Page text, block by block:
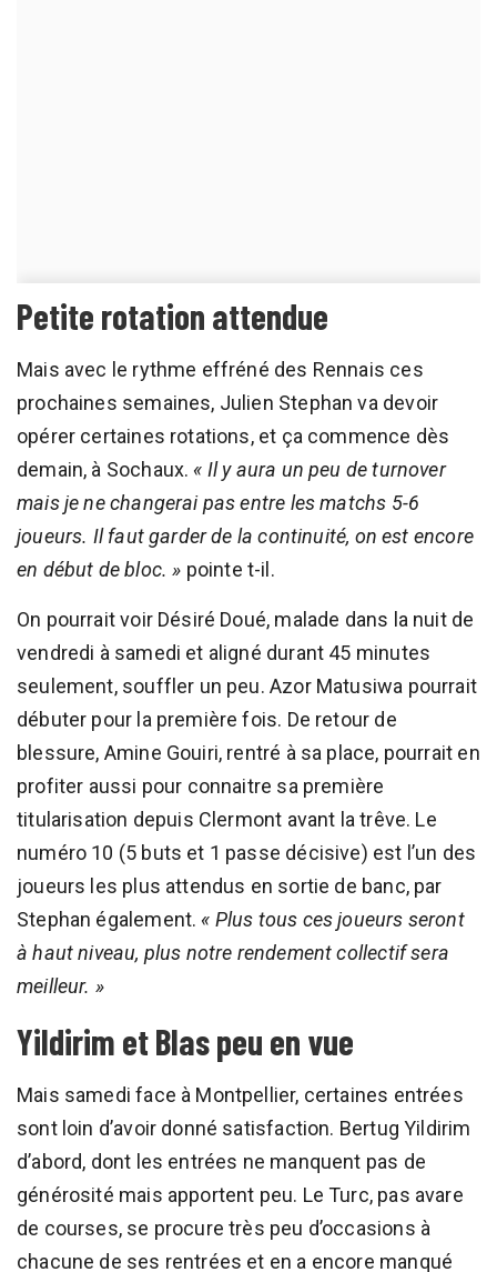
Petite rotation attendue
Mais avec le rythme effréné des Rennais ces
prochaines semaines, Julien Stephan va devoir
opérer certaines rotations, et ça commence dès
demain, à Sochaux. « Il y aura un peu de turnover
mais je ne changerai pas entre les matchs 5-6
joueurs. Il faut garder de la continuité, on est encore
en début de bloc. » pointe t-il.
On pourrait voir Désiré Doué, malade dans la nuit de
vendredi à samedi et aligné durant 45 minutes
seulement, souffler un peu. Azor Matusiwa pourrait
débuter pour la première fois. De retour de
blessure, Amine Gouiri, rentré à sa place, pourrait en
profiter aussi pour connaitre sa première
titularisation depuis Clermont avant la trêve. Le
numéro 10 (5 buts et 1 passe décisive) est l’un des
joueurs les plus attendus en sortie de banc, par
Stephan également. « Plus tous ces joueurs seront
à haut niveau, plus notre rendement collectif sera
meilleur. »
Yildirim et Blas peu en vue
Mais samedi face à Montpellier, certaines entrées
sont loin d’avoir donné satisfaction. Bertug Yildirim
d’abord, dont les entrées ne manquent pas de
générosité mais apportent peu. Le Turc, pas avare
de courses, se procure très peu d’occasions à
chacune de ses rentrées et en a encore manqué